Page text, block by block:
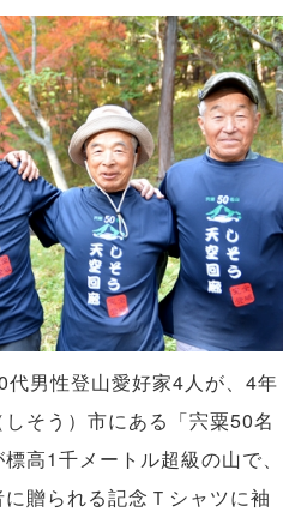
男性登山愛好家4人が、4年
そう）市にある「宍粟50名
高1千メートル超級の山で、
贈られる記念Ｔシャツに袖